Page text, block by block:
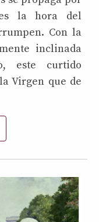
la hora del
Con la
inclinada
este curtido
Virgen que de